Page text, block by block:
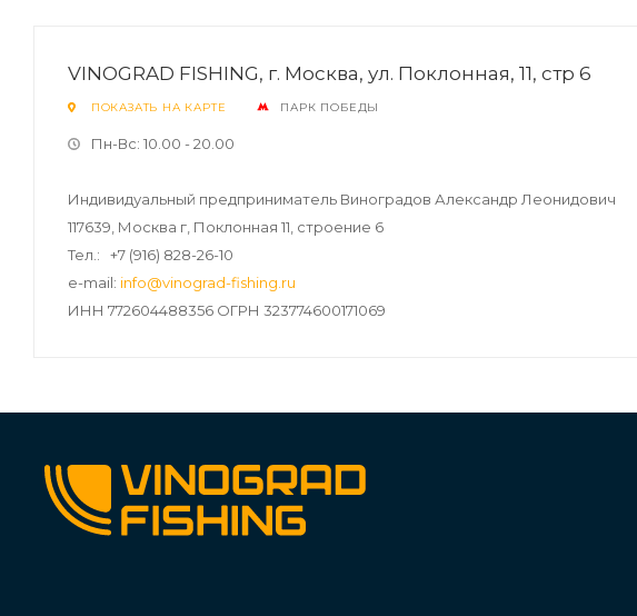
VINOGRAD FISHING, г. Москва, ул. Поклонная, 11, стр 6
ПОКАЗАТЬ НА КАРТЕ ПАРК ПОБЕДЫ
Пн-Вс: 10.00 - 20.00
Индивидуальный предприниматель Виноградов Александр Леонидович
117639, Москва г, Поклонная 11, строение 6
Тел.: +7 (916) 828-26-10
e-mail: info@vinograd-fishing.ru
ИНН 772604488356 ОГРН 323774600171069